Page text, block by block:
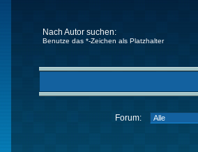
Nach Autor suchen:
Benutze das *-Zeichen als Platzhalter
Forum: